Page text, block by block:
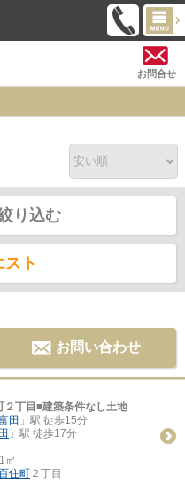
お問合せ
り込む
ト
お問い合わせ
２丁目■建築条件なし土地
田 」駅 徒歩15分
」駅 徒歩17分
㎡
住町 ２丁目